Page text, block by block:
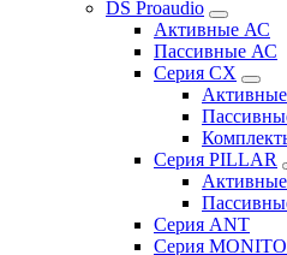
DS Proaudio
Активные АС
Пассивные АС
Серия CX
Серия PILLAR
Серия ANT
Серия